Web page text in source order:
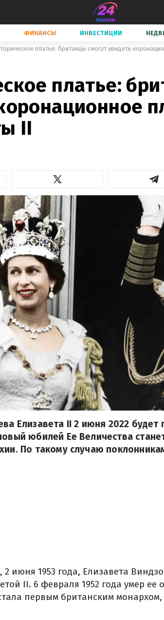
ФИНАНСЫ ИНВЕСТИЦИИ
платье: британцы смогут увидеть
платье:
II
Елизавета II 2 июня 2022 будет
юбилей Ее Величества
По такому случаю
2 июня 1953 года, Елизавета
II. 6 февраля 1952 года умер ее
первым британским